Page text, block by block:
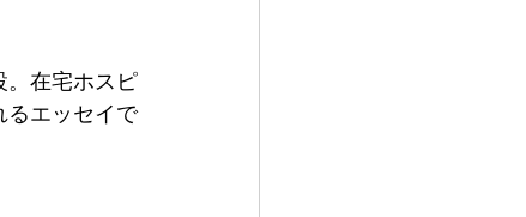
。在宅ホスピ
るエッセイで